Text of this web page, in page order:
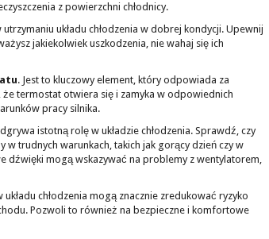
z powierzchni chłodnicy.
układu chłodzenia w dobrej kondycji. Upewnij
jakiekolwiek uszkodzenia, nie wahaj się ich
. Jest to kluczowy element, który odpowiada za
że termostat otwiera się i zamyka w odpowiednich
pracy silnika.
istotną rolę w układzie chłodzenia. Sprawdź, czy
w trudnych warunkach, takich jak gorący dzień czy w
dźwięki mogą wskazywać na problemy z wentylatorem,
chłodzenia mogą znacznie zredukować ryzyko
Pozwoli to również na bezpieczne i komfortowe